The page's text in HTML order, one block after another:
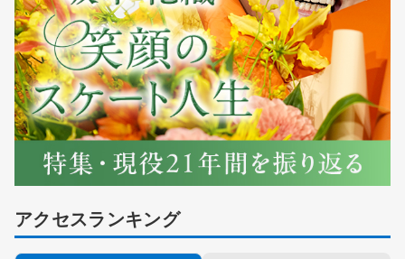
アクセスランキング